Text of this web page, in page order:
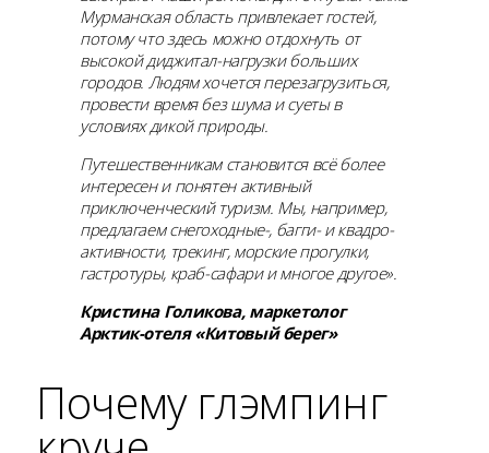
Мурманская область привлекает гостей,
потому что здесь можно отдохнуть от
высокой диджитал-нагрузки больших
городов. Людям хочется перезагрузиться,
провести время без шума и суеты в
условиях дикой природы.
Путешественникам становится всё более
интересен и понятен активный
приключенческий туризм. Мы, например,
предлагаем снегоходные-, багги- и квадро-
активности, трекинг, морские прогулки,
гастротуры, краб-сафари и многое другое».
Кристина Голикова, маркетолог
Арктик-отеля «Китовый берег»
Почему глэмпинг